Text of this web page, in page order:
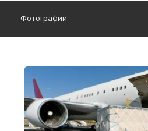
Фотографии